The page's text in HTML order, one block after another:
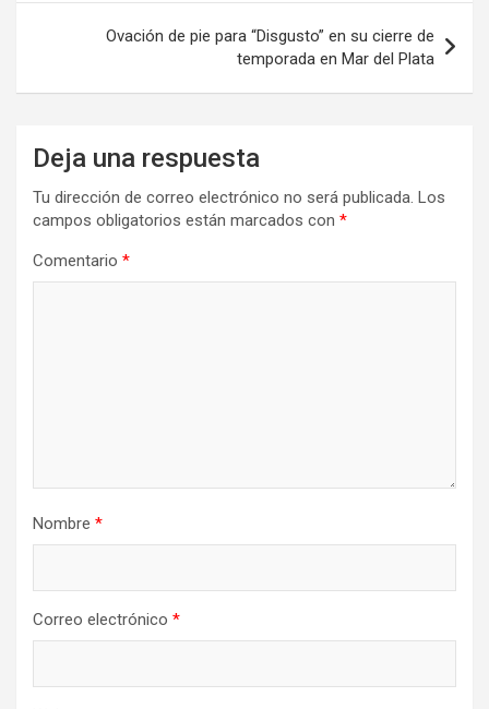
Ovación de pie para “Disgusto” en su cierre de
temporada en Mar del Plata
Deja una respuesta
Tu dirección de correo electrónico no será publicada. Los
campos obligatorios están marcados con *
Comentario *
Nombre *
Correo electrónico *